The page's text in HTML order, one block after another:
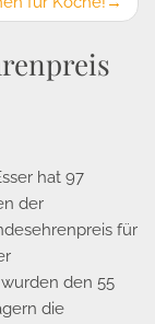
hat 97
der
für
den 55
die